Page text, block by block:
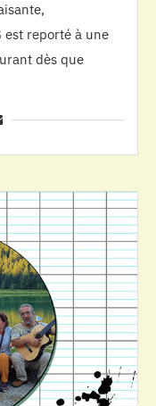
est reporté à une
dès que